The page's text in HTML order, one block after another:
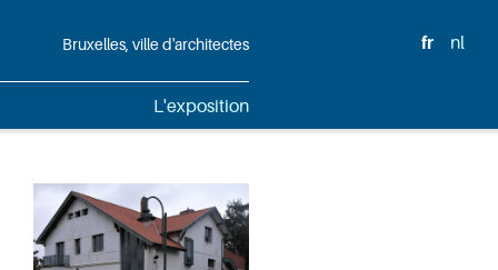
Bruxelles, ville d'architectes
L'exposition
fr nl